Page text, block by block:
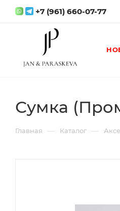
+7 (961) 660-07-77
Сумка
Главная — Каталог —